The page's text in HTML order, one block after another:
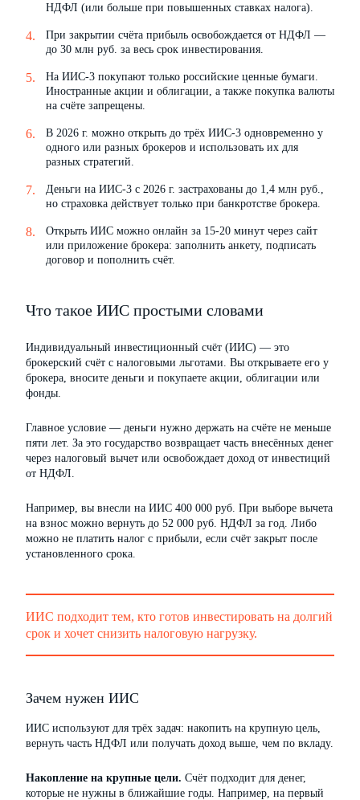
НДФЛ (или больше при повышенных ставках налога).
При закрытии счёта прибыль освобождается от НДФЛ —
до 30 млн руб. за весь срок инвестирования.
На ИИС-3 покупают только российские ценные бумаги.
Иностранные акции и облигации, а также покупка валюты
на счёте запрещены.
В 2026 г. можно открыть до трёх ИИС-3 одновременно у
одного или разных брокеров и использовать их для
разных стратегий.
Деньги на ИИС-3 с 2026 г. застрахованы до 1,4 млн руб.,
но страховка действует только при банкротстве брокера.
Открыть ИИС можно онлайн за 15-20 минут через сайт
или приложение брокера: заполнить анкету, подписать
договор и пополнить счёт.
Что такое ИИС простыми словами
Индивидуальный инвестиционный счёт (ИИС) — это
брокерский счёт с налоговыми льготами. Вы открываете его у
брокера, вносите деньги и покупаете акции, облигации или
фонды.
Главное условие — деньги нужно держать на счёте не меньше
пяти лет. За это государство возвращает часть внесённых денег
через налоговый вычет или освобождает доход от инвестиций
от НДФЛ.
Например, вы внесли на ИИС 400 000 руб. При выборе вычета
на взнос можно вернуть до 52 000 руб. НДФЛ за год. Либо
можно не платить налог с прибыли, если счёт закрыт после
установленного срока.
ИИС подходит тем, кто готов инвестировать на долгий
срок и хочет снизить налоговую нагрузку.
Зачем нужен ИИС
ИИС используют для трёх задач: накопить на крупную цель,
вернуть часть НДФЛ или получать доход выше, чем по вкладу.
Накопление на крупные цели. Счёт подходит для денег,
которые не нужны в ближайшие годы. Например, на первый